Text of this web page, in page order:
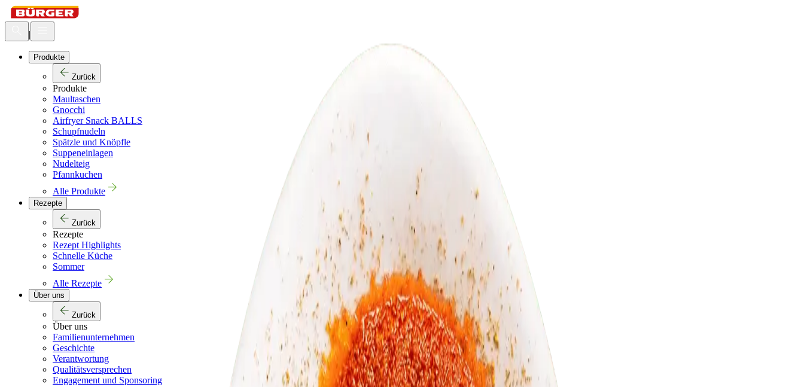
|
Produkte
Zurück
Produkte
Maultaschen
Gnocchi
Airfryer Snack BALLS
Schupfnudeln
Spätzle und Knöpfle
Suppeneinlagen
Nudelteig
Pfannkuchen
Alle Produkte
Rezepte
Zurück
Rezepte
Rezept Highlights
Schnelle Küche
Sommer
Alle Rezepte
Über uns
Zurück
Über uns
Familienunternehmen
Geschichte
Verantwortung
Qualitätsversprechen
Engagement und Sponsoring